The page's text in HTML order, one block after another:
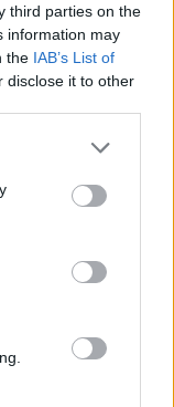
third parties on the
information may
the IAB’s List of
disclose it to other